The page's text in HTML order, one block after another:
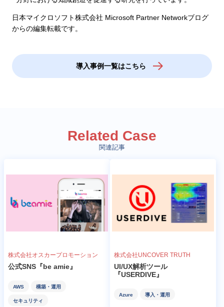
日本マイクロソフト株式会社 Microsoft Partner Networkブログ
からの編集転載です。
導入事例一覧はこちら
Related Case
関連記事
株式会社オスカープロモーション
公式SNS『be amie』
AWS 構築・運用
セキュリティ
株式会社UNCOVER TRUTH
UI/UX解析ツール
『USERDIVE』
Azure 導入・運用